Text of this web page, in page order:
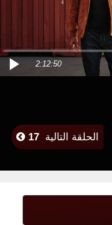
2:12:50
الحلقة التالية 17